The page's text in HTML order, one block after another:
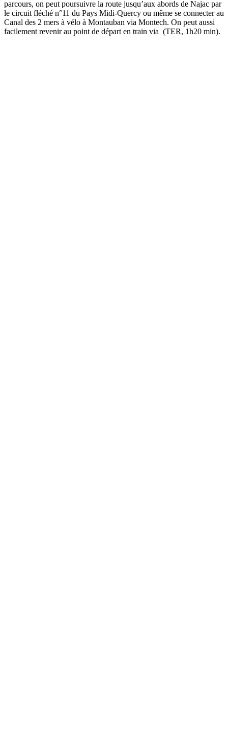
parcours, on peut poursuivre la route jusqu’aux abords de Najac par
le circuit fléché n°11 du Pays Midi-Quercy ou même se connecter au
Canal des 2 mers à vélo à Montauban via Montech. On peut aussi
facilement revenir au point de départ en train via (TER, 1h20 min).